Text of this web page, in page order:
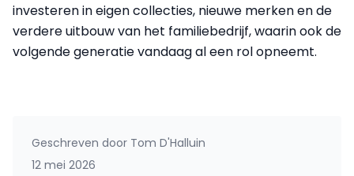
investeren in eigen collecties, nieuwe merken en de
verdere uitbouw van het familiebedrijf, waarin ook de
volgende generatie vandaag al een rol opneemt.
Geschreven door Tom D'Halluin
12 mei 2026